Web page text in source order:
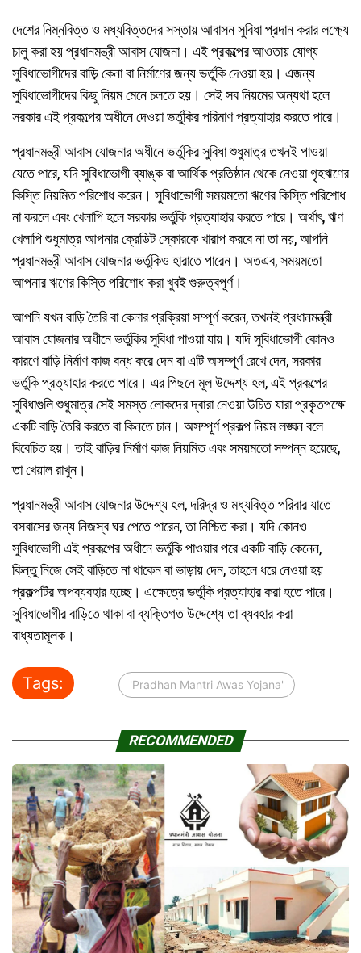
দেশের নিম্নবিত্ত ও মধ্যবিত্তদের সস্তায় আবাসন সুবিধা প্রদান করার লক্ষ্যে
চালু করা হয় প্রধানমন্ত্রী আবাস যোজনা। এই প্রকল্পের আওতায় যোগ্য
সুবিধাভোগীদের বাড়ি কেনা বা নির্মাণের জন্য ভর্তুকি দেওয়া হয়। এজন্য
সুবিধাভোগীদের কিছু নিয়ম মেনে চলতে হয়। সেই সব নিয়মের অন্যথা হলে
সরকার এই প্রকল্পের অধীনে দেওয়া ভর্তুকির পরিমাণ প্রত্যাহার করতে পারে।
প্রধানমন্ত্রী আবাস যোজনার অধীনে ভর্তুকির সুবিধা শুধুমাত্র তখনই পাওয়া
যেতে পারে, যদি সুবিধাভোগী ব্যাঙ্ক বা আর্থিক প্রতিষ্ঠান থেকে নেওয়া গৃহঋণের
কিস্তি নিয়মিত পরিশোধ করেন। সুবিধাভোগী সময়মতো ঋণের কিস্তি পরিশোধ
না করলে এবং খেলাপি হলে সরকার ভর্তুকি প্রত্যাহার করতে পারে। অর্থাৎ, ঋণ
খেলাপি শুধুমাত্র আপনার ক্রেডিট স্কোরকে খারাপ করবে না তা নয়, আপনি
প্রধানমন্ত্রী আবাস যোজনার ভর্তুকিও হারাতে পারেন। অতএব, সময়মতো
আপনার ঋণের কিস্তি পরিশোধ করা খুবই গুরুত্বপূর্ণ।
আপনি যখন বাড়ি তৈরি বা কেনার প্রক্রিয়া সম্পূর্ণ করেন, তখনই প্রধানমন্ত্রী
আবাস যোজনার অধীনে ভর্তুকির সুবিধা পাওয়া যায়। যদি সুবিধাভোগী কোনও
কারণে বাড়ি নির্মাণ কাজ বন্ধ করে দেন বা এটি অসম্পূর্ণ রেখে দেন, সরকার
ভর্তুকি প্রত্যাহার করতে পারে। এর পিছনে মূল উদ্দেশ্য হল, এই প্রকল্পের
সুবিধাগুলি শুধুমাত্র সেই সমস্ত লোকদের দ্বারা নেওয়া উচিত যারা প্রকৃতপক্ষে
একটি বাড়ি তৈরি করতে বা কিনতে চান। অসম্পূর্ণ প্রকল্প নিয়ম লঙ্ঘন বলে
বিবেচিত হয়। তাই বাড়ির নির্মাণ কাজ নিয়মিত এবং সময়মতো সম্পন্ন হয়েছে,
তা খেয়াল রাখুন।
প্রধানমন্ত্রী আবাস যোজনার উদ্দেশ্য হল, দরিদ্র ও মধ্যবিত্ত পরিবার যাতে
বসবাসের জন্য নিজস্ব ঘর পেতে পারেন, তা নিশ্চিত করা। যদি কোনও
সুবিধাভোগী এই প্রকল্পের অধীনে ভর্তুকি পাওয়ার পরে একটি বাড়ি কেনেন,
কিন্তু নিজে সেই বাড়িতে না থাকেন বা ভাড়ায় দেন, তাহলে ধরে নেওয়া হয়
প্রকল্পটির অপব্যবহার হচ্ছে। এক্ষেত্রে ভর্তুকি প্রত্যাহার করা হতে পারে।
সুবিধাভোগীর বাড়িতে থাকা বা ব্যক্তিগত উদ্দেশ্যে তা ব্যবহার করা
বাধ্যতামূলক।
Tags: 'Pradhan Mantri Awas Yojana'
RECOMMENDED